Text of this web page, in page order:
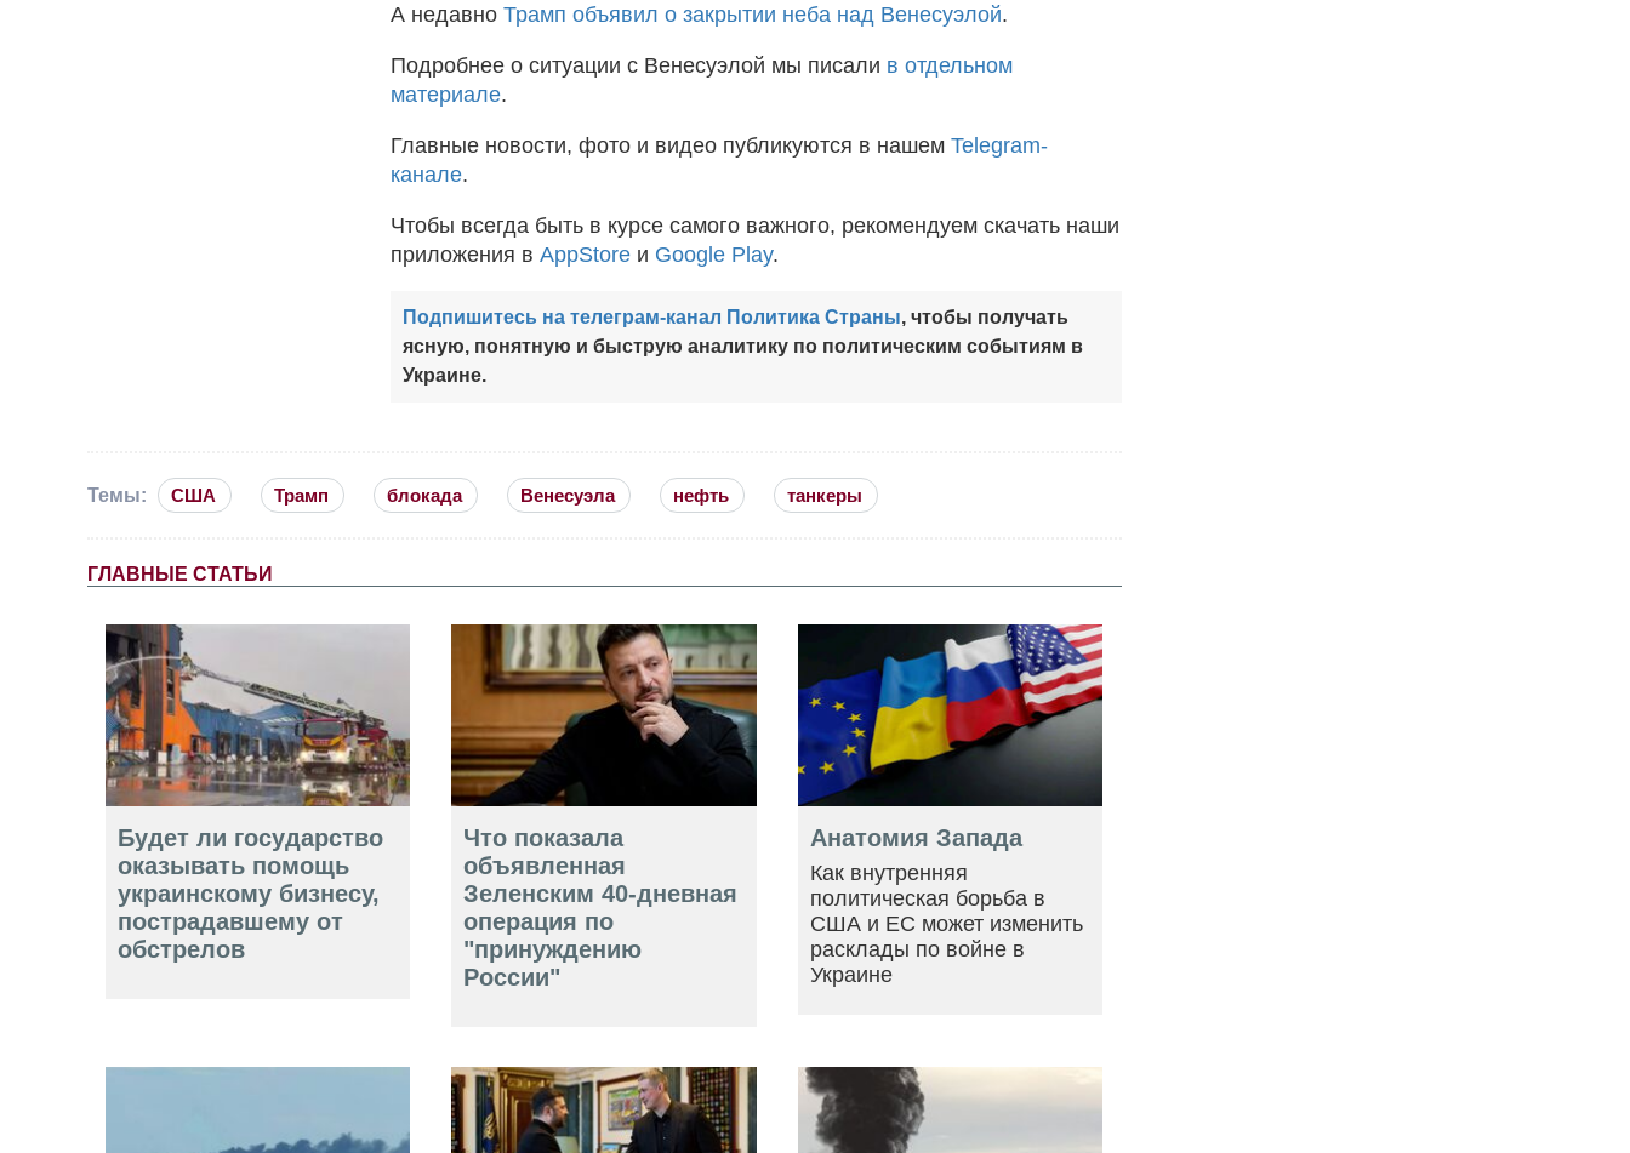
А недавно Трамп объявил о закрытии неба над Венесуэлой.
Подробнее о ситуации с Венесуэлой мы писали в отдельном
материале.
Главные новости, фото и видео публикуются в нашем Telegram-
канале.
Чтобы всегда быть в курсе самого важного, рекомендуем скачать наши
приложения в AppStore и Google Play.
Подпишитесь на телеграм-канал Политика Страны, чтобы получать
ясную, понятную и быструю аналитику по политическим событиям в
Украине.
Темы: США Трамп блокада Венесуэла нефть танкеры
ГЛАВНЫЕ СТАТЬИ
Будет ли государство
оказывать помощь
украинскому бизнесу,
пострадавшему от
обстрелов
Что показала
объявленная
Зеленским 40-дневная
операция по
"принуждению
России"
Анатомия Запада
Как внутренняя
политическая борьба в
США и ЕС может изменить
расклады по войне в
Украине